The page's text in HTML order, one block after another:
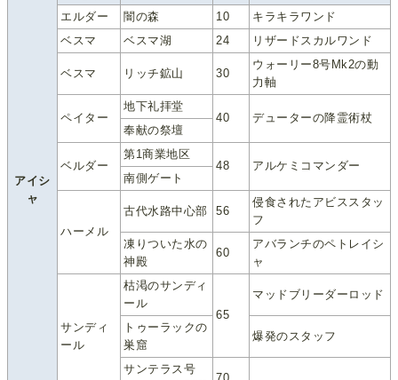
アイシ
ャ
エルダー
闇の森 10
キラキラワンド
ベスマ
ベスマ湖 24 リザードスカルワンド
ベスマ リッチ鉱山 30
ウォーリー8号Mk2の動
力軸
ペイター
地下礼拝堂
40
デューターの降霊術杖
奉献の祭壇
ベルダー
第1商業地区
48
アルケミコマンダー
南側ゲート
ハーメル
古代水路中心部 56
侵食されたアビススタッ
フ
凍りついた水の
神殿
60
アバランチのペトレイシ
ャ
サンディ
ール
枯渇のサンディ
ール
65
マッドブリーダーロッド
トゥーラックの
巣窟
爆発のスタッフ
サンテラス号